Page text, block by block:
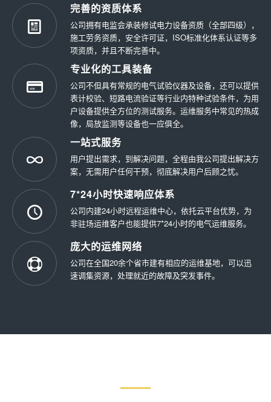
完善的资质体系
公司拥有电监会承装修试电力设备资质（全部四级），
施工劳务资质，安全许可证，ISO标准化体系认证等多
项资质，并且不断完善中。
专业化的工具装备
公司不但具有常规的电气试验仪器及设备，还可以提供
表计校验、短路电流验证等行业内特种试验条件，为用
户设备提供全方位的测试服务。运维服务中常见的热成
像，局放监测等设备也一应俱全。
一站式服务
用户提出需求，到解决问题，全程由我公司提出解决方
案，无需用户任何干预，彻底解决用户后顾之忧。
7*24小时快速响应体系
公司内建24小时远程运维中心，依托云平台优势，为
非驻场运维客户也能提供7*24小时的电气运维服务。
庞大的运维网络
公司在全国20余个省市建有相应的运维基地，可以迅
速调集资源，处理就近的故障及突发事件。